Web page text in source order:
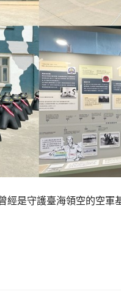
經是守護臺海領空的空軍